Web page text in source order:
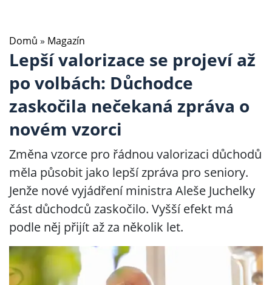
Domů » Magazín
Lepší valorizace se projeví až
po volbách: Důchodce
zaskočila nečekaná zpráva o
novém vzorci
Změna vzorce pro řádnou valorizaci důchodů
měla působit jako lepší zpráva pro seniory.
Jenže nové vyjádření ministra Aleše Juchelky
část důchodců zaskočilo. Vyšší efekt má
podle něj přijít až za několik let.